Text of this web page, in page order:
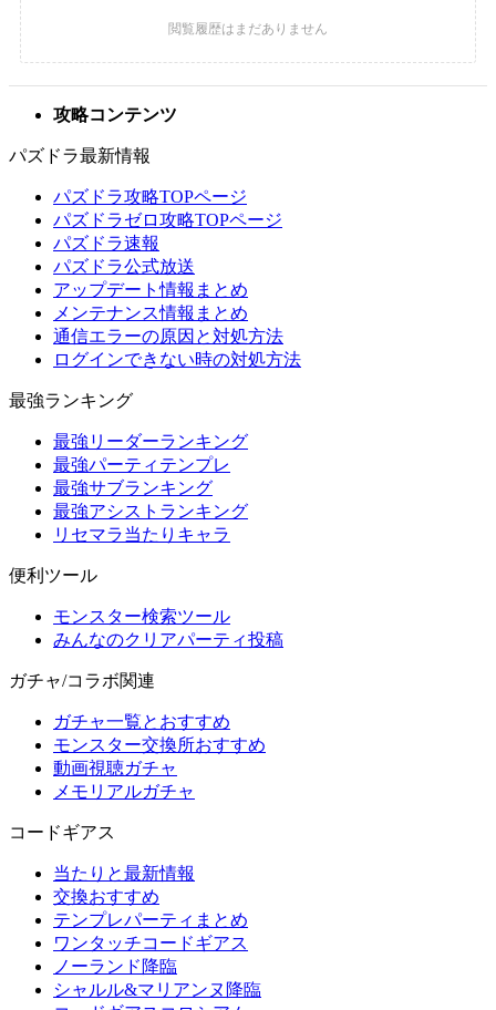
攻略コンテンツ
パズドラ最新情報
パズドラ攻略TOPページ
パズドラゼロ攻略TOPページ
パズドラ速報
パズドラ公式放送
アップデート情報まとめ
メンテナンス情報まとめ
通信エラーの原因と対処方法
ログインできない時の対処方法
最強ランキング
最強リーダーランキング
最強パーティテンプレ
最強サブランキング
最強アシストランキング
リセマラ当たりキャラ
便利ツール
モンスター検索ツール
みんなのクリアパーティ投稿
ガチャ/コラボ関連
ガチャ一覧とおすすめ
モンスター交換所おすすめ
動画視聴ガチャ
メモリアルガチャ
コードギアス
当たりと最新情報
交換おすすめ
テンプレパーティまとめ
ワンタッチコードギアス
ノーランド降臨
シャルル&マリアンヌ降臨